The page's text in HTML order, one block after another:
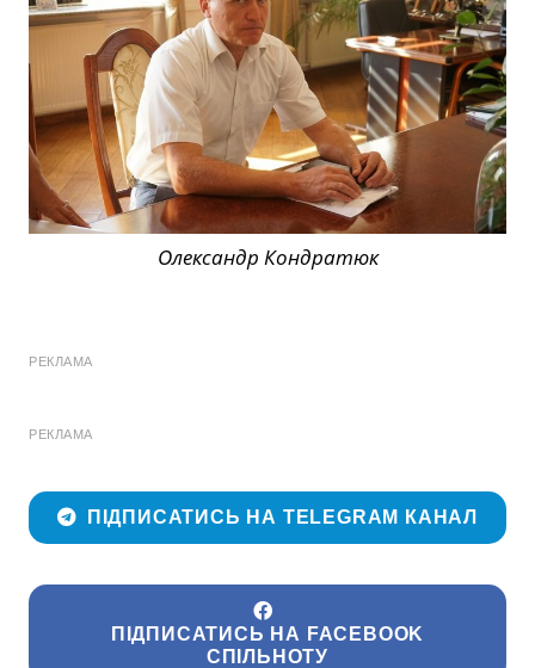
Олександр Кондратюк
РЕКЛАМА
РЕКЛАМА
ПІДПИСАТИСЬ НА TELEGRAM КАНАЛ
ПІДПИСАТИСЬ НА FACEBOOK
СПІЛЬНОТУ